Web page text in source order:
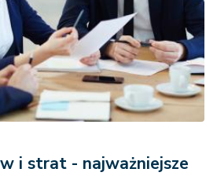
i strat - najważniejsze